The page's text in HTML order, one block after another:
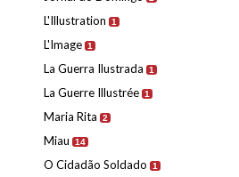
L'Illustration 1
L'Image 1
La Guerra Ilustrada 1
La Guerre Illustrée 1
Maria Rita 2
Miau 14
O Cidadão Soldado 1